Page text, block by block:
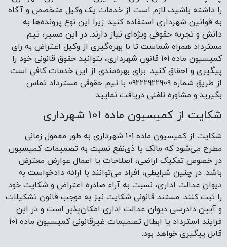
را داشته باشید، لازم است از خدمات یک وکیل متخصص و آگاه
به قوانین شهرداری استفاده کنید. زیرا این نوع پرونده‌ها به
دانش و تجربه حقوقی ویژه‌ای نیاز دارند. در این مسیر، تیم
مسترداد همراه شماست تا با بهره‌گیری از وکیل اعتراض به رای
کمیسیون ماده 101 قانون شهرداری، بتوانید حقوق قانونی خود را
پیگیری و احقاق کنید. برای بهره‌مندی از این خدمات کافی است
از طریق شماره 09222922909 با تیم حقوقی مسترداد تماس
بگیرید و مشاوره تلفنی دریافت نمایید.
شکایت از کمیسیون ماده 101 شهرداری
شکایت از کمیسیون ماده 101 شهرداری به طور معمول زمانی
مطرح می‌شود که مالک یا ذی‌نفع نسبت به تصمیمات کمیسیون
در خصوص تفکیک اراضی، اصلاحات یا اعمال عوارض معترض
باشد. در چنین شرایطی، افراد می‌توانند با ارائه دادخواست به
دیوان عدالت اداری، نسبت به آراء صادره اعتراض و شکایت خود
را ثبت کنند. مستند قانونی شکایت نیز به موجب قانون تشکیلات
و آیین دادرسی دیوان عدالت اداری امکان‌پذیر است و در این
فرایند استرداد یا ابطال تصمیمات غیرقانونی کمیسیون ماده 101
قابل پیگیری خواهد بود.